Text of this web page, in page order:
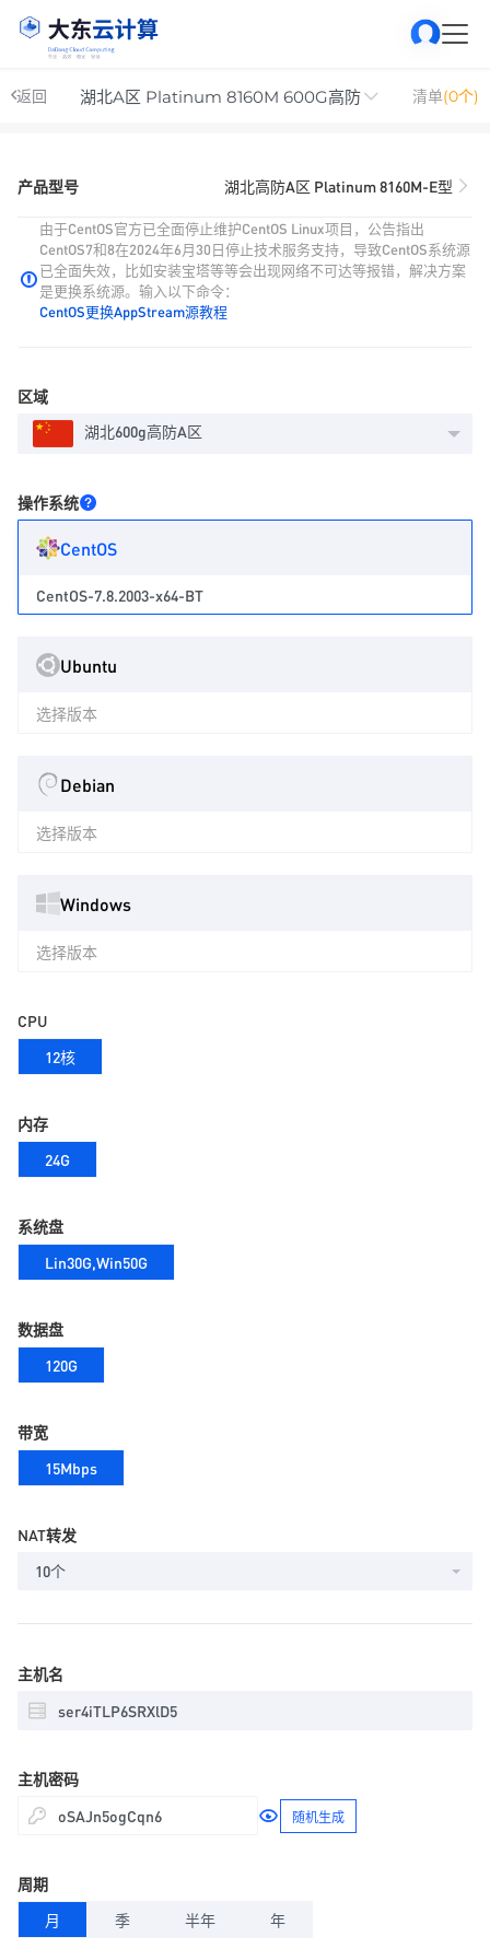
返回 湖北A区 Platinum 8160M 600G高防 清单(0个)
产品型号 湖北高防A区 Platinum 8160M-E型
由于CentOS官方已全面停止维护CentOS Linux项目，公告指出
CentOS7和8在2024年6月30日停止技术服务支持，导致CentOS系统源
已全面失效，比如安装宝塔等等会出现网络不可达等报错，解决方案
是更换系统源。输入以下命令：
CentOS更换AppStream源教程
区域
湖北600g高防A区
操作系统
CentOS
CentOS-7.8.2003-x64-BT
Ubuntu
选择版本
Debian
选择版本
Windows
选择版本
CPU
12核
内存
24G
系统盘
Lin30G,Win50G
数据盘
120G
带宽
15Mbps
NAT转发
10个
主机名
主机密码
随机生成
周期
月
季 半年 年